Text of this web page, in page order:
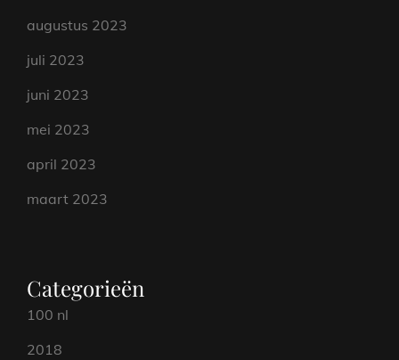
augustus 2023
juli 2023
juni 2023
mei 2023
april 2023
maart 2023
Categorieën
100 nl
2018